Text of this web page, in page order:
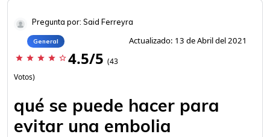
Pregunta por: Said Ferreyra
General Actualizado: 13 de Abril del 2021
star star star star star_border 4.5/5 (43
Votos)
qué se puede hacer para
evitar una embolia